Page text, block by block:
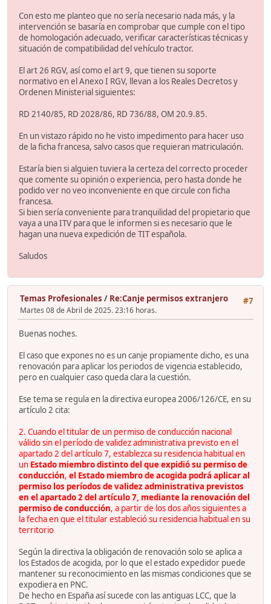
Con esto me planteo que no sería necesario nada más, y la
intervención se basaría en comprobar que cumple con el tipo
de homologación adecuado, verificar características técnicas y
situación de compatibilidad del vehículo tractor.
El art 26 RGV, así como el art 9, que tienen su soporte
normativo en el Anexo I RGV, llevan a los Reales Decretos y
Ordenen Ministerial siguientes:
RD 2140/85, RD 2028/86, RD 736/88, OM 20.9.85.
En un vistazo rápido no he visto impedimento para hacer uso
de la ficha francesa, salvo casos que requieran matriculación.
Estaría bien si alguien tuviera la certeza del correcto proceder
que comente su opinión o experiencia, pero hasta donde he
podido ver no veo inconveniente en que circule con ficha
francesa.
Si bien sería conveniente para tranquilidad del propietario que
vaya a una ITV para que le informen si es necesario que le
hagan una nueva expedición de TIT española.
Saludos
#7
Temas Profesionales / Re:Canje permisos extranjero
Martes 08 de Abril de 2025. 23:16 horas.
Buenas noches.
El caso que expones no es un canje propiamente dicho, es una
renovación para aplicar los periodos de vigencia establecido,
pero en cualquier caso queda clara la cuestión.
Ese tema se regula en la directiva europea 2006/126/CE, en su
artículo 2 cita:
2. Cuando el titular de un permiso de conducción nacional
válido sin el período de validez administrativa previsto en el
apartado 2 del artículo 7, establezca su residencia habitual en
un Estado miembro distinto del que expidió su permiso de
conducción, el Estado miembro de acogida podrá aplicar al
permiso los períodos de validez administrativa previstos
en el apartado 2 del artículo 7, mediante la renovación del
permiso de conducción, a partir de los dos años siguientes a
la fecha en que el titular estableció su residencia habitual en su
territorio
Según la directiva la obligación de renovación solo se aplica a
los Estados de acogida, por lo que el estado expedidor puede
mantener su reconocimiento en las mismas condiciones que se
expodiera en PNC.
De hecho en España así sucede con las antiguas LCC, que la